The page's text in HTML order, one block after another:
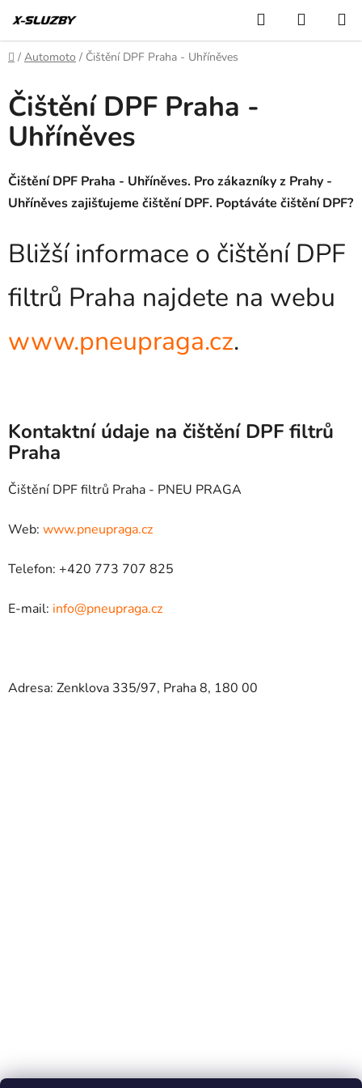
na
obsah
Hledat
KOŠÍK
Domů
/ Automoto / Čištění DPF Praha - Uhříněves
Čištění DPF Praha -
Uhříněves
Čištění DPF Praha - Uhříněves. Pro zákazníky z Prahy -
Uhříněves zajišťujeme čištění DPF. Poptáváte čištění DPF?
Bližší informace o čištění DPF
filtrů Praha najdete na webu
www.pneupraga.cz.
Kontaktní údaje na čištění DPF filtrů
Praha
Čištění DPF filtrů Praha - PNEU PRAGA
Web: www.pneupraga.cz
Telefon: +420 773 707 825
E-mail: info@pneupraga.cz
Adresa: Zenklova 335/97, Praha 8, 180 00